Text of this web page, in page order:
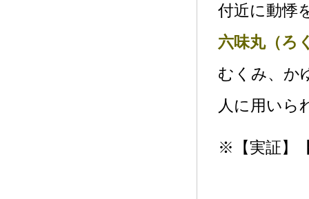
付近に動悸
六味丸（ろ
むくみ、か
人に用いら
※【実証】